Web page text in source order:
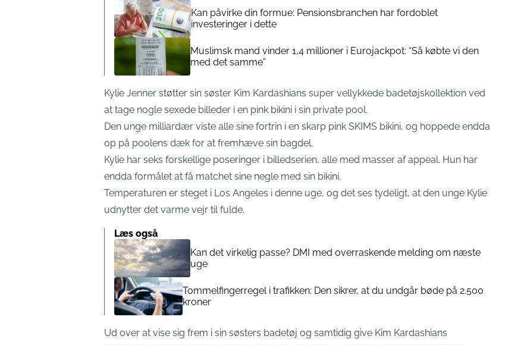
Kan påvirke din formue: Pensionsbranchen har fordoblet
investeringer i dette
Muslimsk mand vinder 1,4 millioner i Eurojackpot: “Så købte vi den
med det samme”
Kylie Jenner støtter sin søster Kim Kardashians super vellykkede badetøjskollektion ved
at tage nogle sexede billeder i en pink bikini i sin private pool.
Den unge milliardær viste alle sine fortrin i en skarp pink SKIMS bikini, og hoppede endda
op på poolens dæk for at fremhæve sin bagdel.
Kylie har seks forskellige poseringer i billedserien, alle med masser af appeal. Hun har
endda formålet at få matchet sine negle med sin bikini.
Temperaturen er steget i Los Angeles i denne uge, og det ses tydeligt, at den unge Kylie
udnytter det varme vejr til fulde.
Læs også
Kan det virkelig passe? DMI med overraskende melding om næste
uge
Tommelfingerregel i trafikken: Den sikrer, at du undgår bøde på 2.500
kroner
Ud over at vise sig frem i sin søsters badetøj og samtidig give Kim Kardashians